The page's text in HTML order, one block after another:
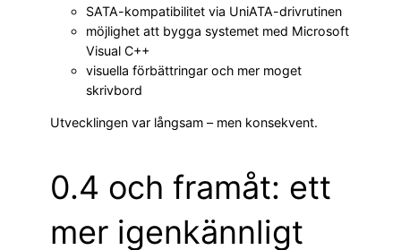
SATA-kompatibilitet via UniATA-drivrutinen
möjlighet att bygga systemet med Microsoft
Visual C++
visuella förbättringar och mer moget
skrivbord
Utvecklingen var långsam – men konsekvent.
0.4 och framåt: ett
mer igenkännligt